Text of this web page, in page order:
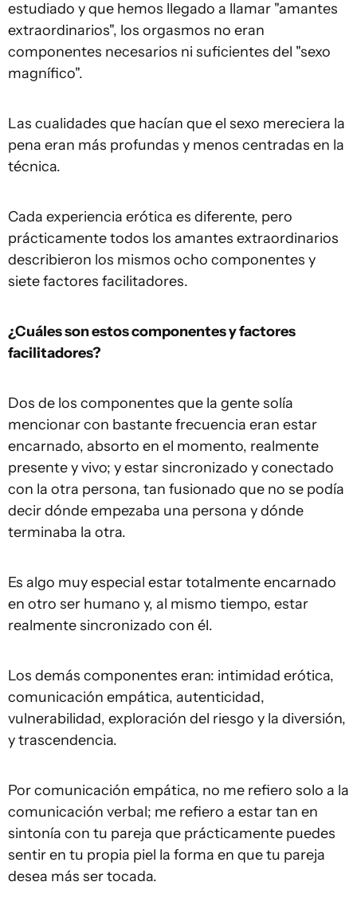
estudiado y que hemos llegado a llamar "amantes
extraordinarios", los orgasmos no eran
componentes necesarios ni suficientes del "sexo
magnífico".
Las cualidades que hacían que el sexo mereciera la
pena eran más profundas y menos centradas en la
técnica.
Cada experiencia erótica es diferente, pero
prácticamente todos los amantes extraordinarios
describieron los mismos ocho componentes y
siete factores facilitadores.
¿Cuáles son estos componentes y factores
facilitadores?
Dos de los componentes que la gente solía
mencionar con bastante frecuencia eran estar
encarnado, absorto en el momento, realmente
presente y vivo; y estar sincronizado y conectado
con la otra persona, tan fusionado que no se podía
decir dónde empezaba una persona y dónde
terminaba la otra.
Es algo muy especial estar totalmente encarnado
en otro ser humano y, al mismo tiempo, estar
realmente sincronizado con él.
Los demás componentes eran: intimidad erótica,
comunicación empática, autenticidad,
vulnerabilidad, exploración del riesgo y la diversión,
y trascendencia.
Por comunicación empática, no me refiero solo a la
comunicación verbal; me refiero a estar tan en
sintonía con tu pareja que prácticamente puedes
sentir en tu propia piel la forma en que tu pareja
desea más ser tocada.